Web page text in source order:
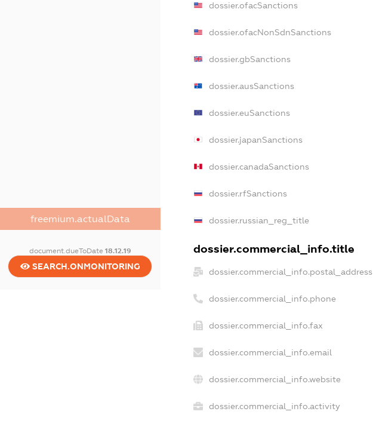
freemium.actualData
document.dueToDate 18.12.19
SEARCH.ONMONITORING
dossier.ofacSanctions
dossier.ofacNonSdnSanctions
dossier.gbSanctions
dossier.ausSanctions
dossier.euSanctions
dossier.japanSanctions
dossier.canadaSanctions
dossier.rfSanctions
dossier.russian_reg_title
dossier.commercial_info.title
dossier.commercial_info.postal_address
dossier.commercial_info.phone
dossier.commercial_info.fax
dossier.commercial_info.email
dossier.commercial_info.website
dossier.commercial_info.activity